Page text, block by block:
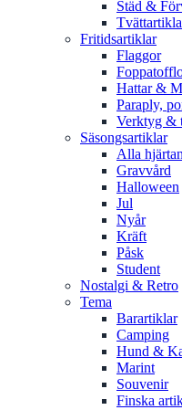
Städ &
Fritidsartiklar
Flaggor
Hattar &
Paraply,
Verktyg &
Säsongsartiklar
Alla
Gravvård
Halloween
Jul
Nyår
Kräft
Påsk
Student
Nostalgi & Retro
Tema
Barartiklar
Camping
Hund &
Marint
Souvenir
Finska